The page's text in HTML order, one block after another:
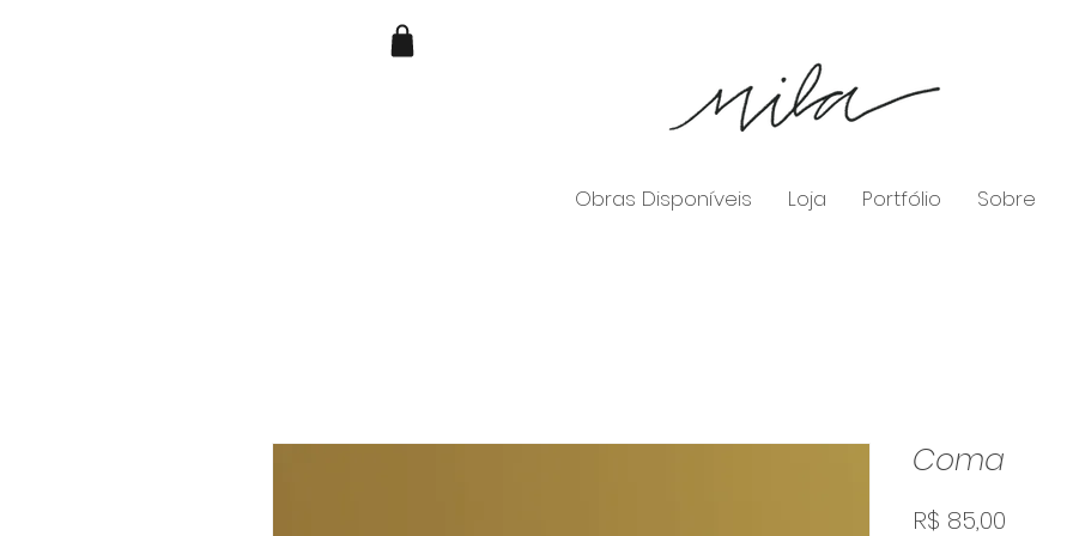
Obras Disponíveis Loja Portfólio Sobre
Coma
R$ 85,00